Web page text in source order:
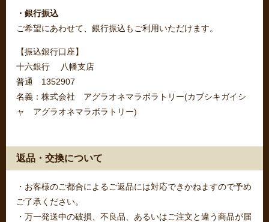
・銀行振込
ご希望にあわせて、銀行振込もご利用いただけます。
【振込銀行口座】
十六銀行 八幡支店
普通 1352907
名義：株式会社 アグラオネマラボラトリー(カブシキガイシ
ャ アグラオネマラボラトリー)
返品・交換について
・お客様のご都合によるご返品には対応できかねますので予め
ご了承ください。
・万一発送中の破損、不良品、あるいはご注文と違う商品が届